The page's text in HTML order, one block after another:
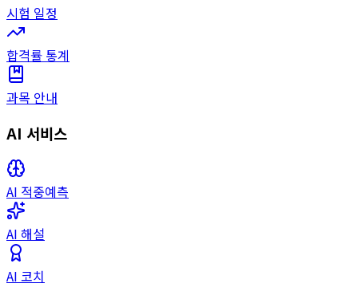
시험 일정
합격률 통계
과목 안내
AI 서비스
AI 적중예측
AI 해설
AI 코치